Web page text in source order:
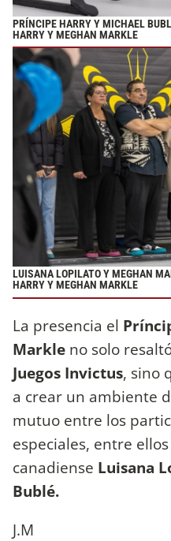
PRÍNCIPE HARRY Y MICHAEL
HARRY Y MEGHAN MARKLE
LUISANA LOPILATO Y MEGHAN
HARRY Y MEGHAN MARKLE
La presencia el
Markle no solo
Juegos Invictus, sino
a crear un ambiente
mutuo entre los
especiales, entre ellos
canadiense Luisana
Bublé.
J.M